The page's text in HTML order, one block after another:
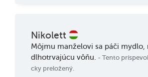
Nikolett
Môjmu manželovi sa páči mydlo,
dlhotrvajúcu vôňu. - Tento
cky preložený.